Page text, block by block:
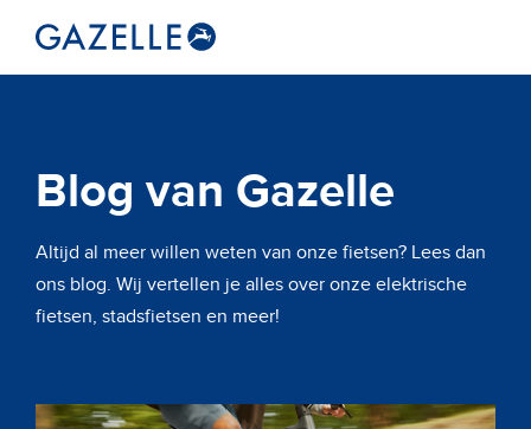
Blog van Gazelle
Altijd al meer willen weten van onze fietsen? Lees dan
ons blog. Wij vertellen je alles over onze elektrische
fietsen, stadsfietsen en meer!